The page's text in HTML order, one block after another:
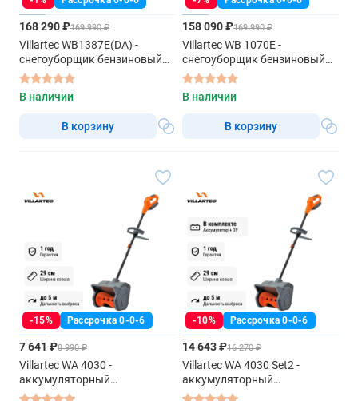
168 290 ₽169 990 ₽
Villartec WB1387E(DA) -
снегоуборщик бензиновый
самоходный
В наличии
В корзину
158 090 ₽169 990 ₽
Villartec WB 1070E -
снегоуборщик бензиновый
самоходный
В наличии
В корзину
-15% Рассрочка 0-0-6
7 641 ₽8 990 ₽
Villartec WA 4030 -
аккумуляторный
снегоуборщик
-10% Рассрочка 0-0-6
14 643 ₽16 270 ₽
Villartec WA 4030 Set2 -
аккумуляторный
снегоуборщик